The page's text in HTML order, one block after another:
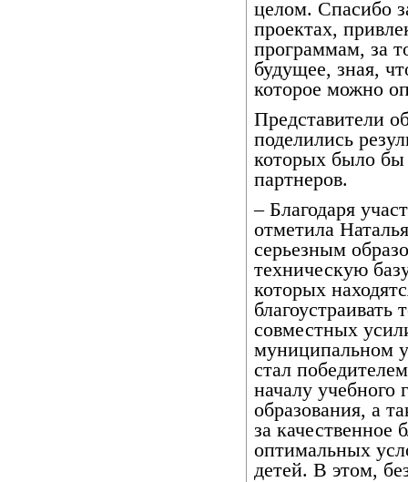
целом. Спасибо
проектах,
программам, за
будущее, зная,
которое можно
Представители
поделились
которых было
партнеров.
– Благодаря
отметила
серьезным
техническую
которых
совместных
муниципальном
стал
началу учебного
образования, а
за качественное
оптимальных
детей. В этом,